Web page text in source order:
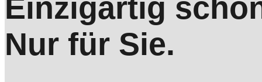
Einzigartig
Nur für Sie.